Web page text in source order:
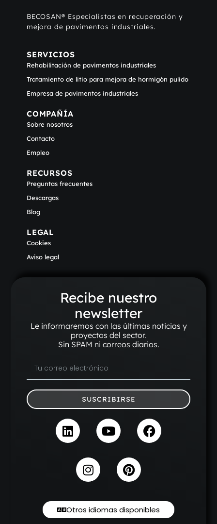
BECOSAN® Especialistas en recuperación y
mejora de pavimentos industriales.
SERVICIOS
Rehabilitación de pavimentos industriales
Tratamiento de litio para mejora de hormigón pulido
Empresa de pavimentos industriales
COMPAÑÍA
Sobre nosotros
Contacto
Empleo
RECURSOS
Preguntas frecuentes
Descargas
Blog
LEGAL
Cookies
Aviso legal
Recibe nuestro
newsletter
Le informaremos con las últimas noticias y
proyectos del sector.
Sin SPAM ni correos diarios.
SUSCRIBIRSE
Otros idiomas disponibles